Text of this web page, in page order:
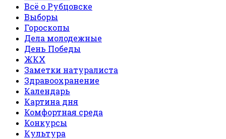
Всё о Рубцовске
Выборы
Гороскопы
Дела молодежные
День Победы
ЖКХ
Заметки натуралиста
Здравоохранение
Календарь
Картина дня
Комфортная среда
Конкурсы
Культура